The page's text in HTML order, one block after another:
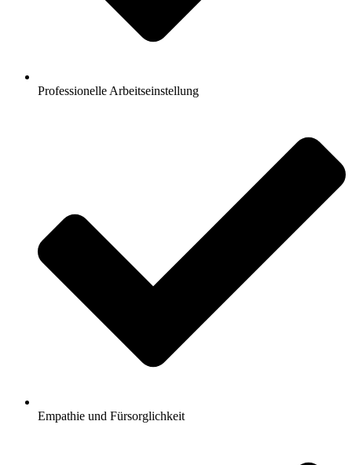
Professionelle Arbeitseinstellung
Empathie und Fürsorglichkeit